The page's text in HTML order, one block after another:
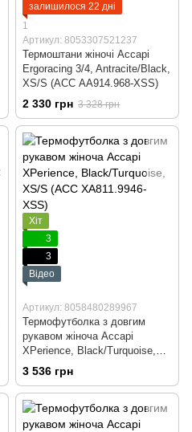
залишилося 22 дні
1
Артикул: 8053307521237
Термоштани жіночі Accapi
Ergoracing 3/4, Antracite/Black,
XS/S (ACC АA914.968-XSS)
2 330 грн 3 328 грн
Хіт
3
3
Відео
Артикул: 8058480289967
Термофутболка з довгим
рукавом жіноча Accapi
XPerience, Black/Turquoise,
XS/S (ACC XА811.9946-XSS)
3 536 грн